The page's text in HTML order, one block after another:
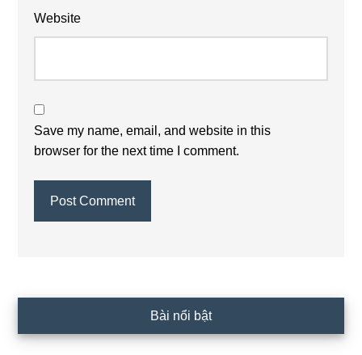
Website
Save my name, email, and website in this
browser for the next time I comment.
Sidebar
Bài nổi bật